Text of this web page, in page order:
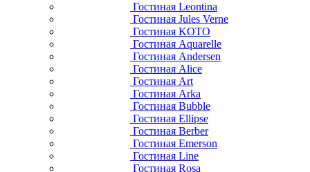
Гостиная Leontina
Гостиная Jules Verne
Гостиная KOTO
Гостиная Aquarelle
Гостиная Andersen
Гостиная Alice
Гостиная Art
Гостиная Arka
Гостиная Bubble
Гостиная Ellipse
Гостиная Berber
Гостиная Emerson
Гостиная Line
Гостиная Rosa